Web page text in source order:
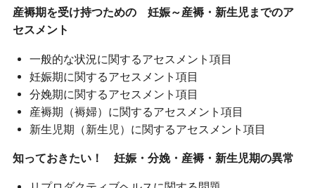
産褥期を受け持つための 妊娠～産褥・新生児までのア
セスメント
一般的な状況に関するアセスメント項目
妊娠期に関するアセスメント項目
分娩期に関するアセスメント項目
産褥期（褥婦）に関するアセスメント項目
新生児期（新生児）に関するアセスメント項目
知っておきたい！ 妊娠・分娩・産褥・新生児期の異常